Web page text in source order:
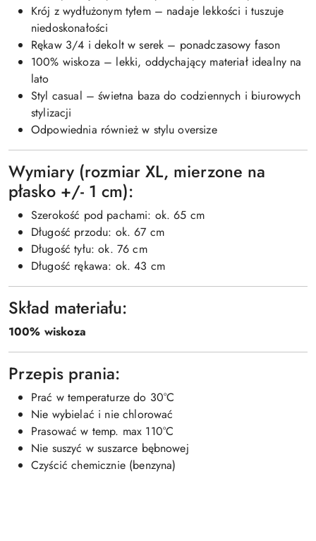
Krój z wydłużonym tyłem – nadaje lekkości i tuszuje
niedoskonałości
Rękaw 3/4 i dekolt w serek – ponadczasowy fason
100% wiskoza – lekki, oddychający materiał idealny na
lato
Styl casual – świetna baza do codziennych i biurowych
stylizacji
Odpowiednia również w stylu oversize
Wymiary (rozmiar XL, mierzone na
płasko +/- 1 cm):
Szerokość pod pachami: ok. 65 cm
Długość przodu: ok. 67 cm
Długość tyłu: ok. 76 cm
Długość rękawa: ok. 43 cm
Skład materiału:
100% wiskoza
Przepis prania:
Prać w temperaturze do 30°C
Nie wybielać i nie chlorować
Prasować w temp. max 110°C
Nie suszyć w suszarce bębnowej
Czyścić chemicznie (benzyna)